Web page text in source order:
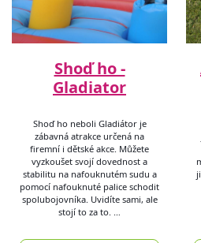
Shoď ho -
Gladiator
Shoď ho neboli Gladiátor je
zábavná atrakce určená na
firemní i dětské akce. Můžete
vyzkoušet svojí dovednost a
stabilitu na nafouknutém sudu a
pomocí nafouknuté palice schodit
spolubojovníka. Uvidíte sami, ale
stojí to za to. …